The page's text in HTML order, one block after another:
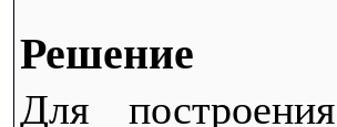
Решение
Для